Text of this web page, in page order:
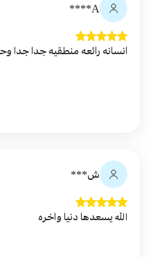
A****
انسانه رائعه منطقيه جدا جدا
ش***
الله يسعدها دنيا واخره